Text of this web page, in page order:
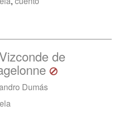
de
Dumás